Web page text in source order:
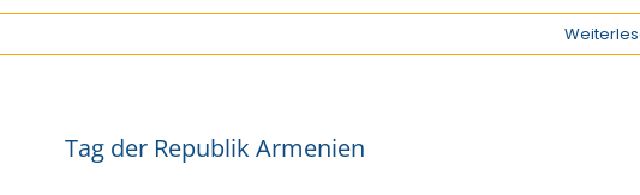
Tag der Republik Armenien